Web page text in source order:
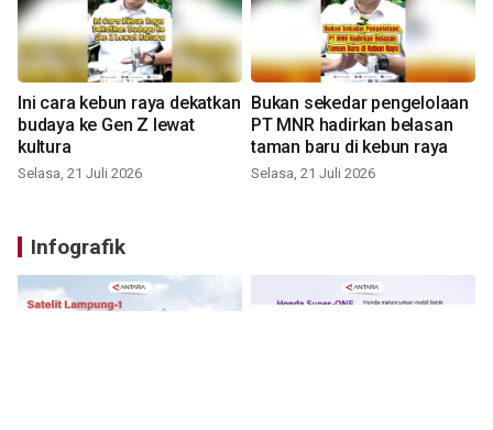
Ini cara kebun raya dekatkan
budaya ke Gen Z lewat
kultura
Selasa, 21 Juli 2026
Bukan sekedar pengelolaan
PT MNR hadirkan belasan
taman baru di kebun raya
Selasa, 21 Juli 2026
Infografik